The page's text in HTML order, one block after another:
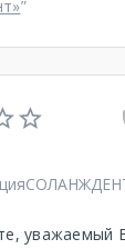
”
уважаемый